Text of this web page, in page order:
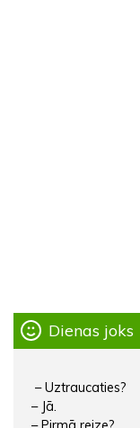
Dienas joks
– Uztraucaties?
– Jā.